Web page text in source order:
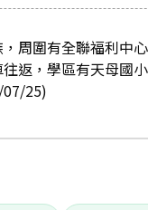
周圍有全聯福利中
返，學區有天母國
07/25)